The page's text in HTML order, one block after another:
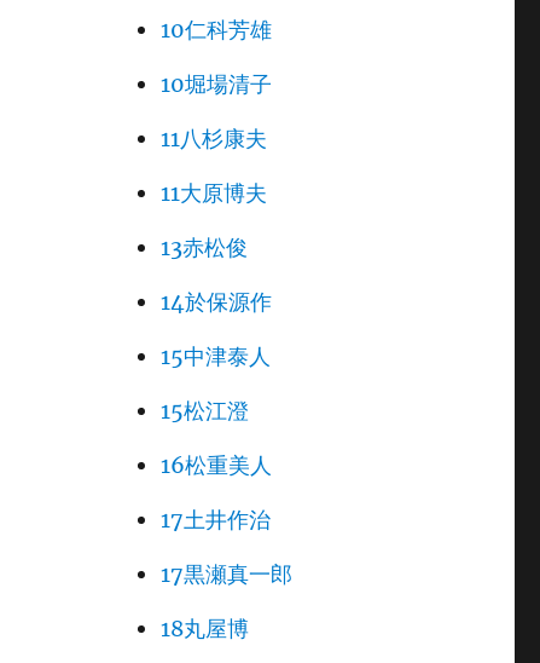
10仁科芳雄
10堀場清子
11八杉康夫
11大原博夫
13赤松俊
14於保源作
15中津泰人
15松江澄
16松重美人
17土井作治
17黒瀬真一郎
18丸屋博